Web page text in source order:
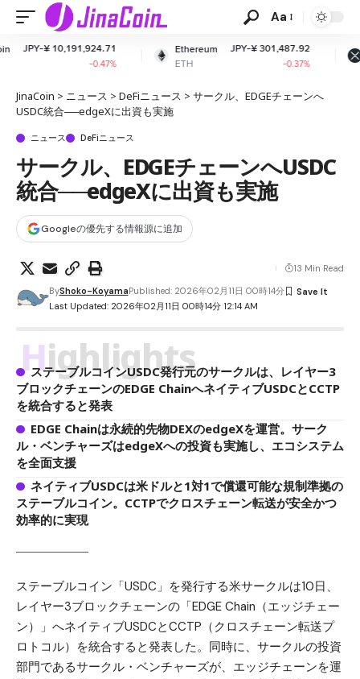
Aa
Ethereum
ETH
JPY-¥ 301,487.92
XRP
XRP
JPY-¥
-
JinaCoin > ニュース > DeFiニュース > サークル、EDGEチェーンへ
USDC統合──edgeXに出資も実施
ニュース DeFiニュース
サークル、EDGEチェーンへUSDC
統合──edgeXに出資も実施
Googleの優先する情報源に追加
Last Updated: 2026年02月11日 00時14分 12:14 AM
ByShoko-KoyamaPublished: 2026年02月11日 00時14分
13 Min Read
Highlights
ステーブルコインUSDC発行元のサークルは、レイヤー3
ブロックチェーンのEDGE ChainへネイティブUSDCとCCTP
を統合すると発表
EDGE Chainは永続的先物DEXのedgeXを運営。サーク
ル・ベンチャーズはedgeXへの投資も実施し、エコシステム
を全面支援
ネイティブUSDCは米ドルと1対1で償還可能な規制準拠の
ステーブルコイン。CCTPでクロスチェーン転送が安全かつ
効率的に実現
ステーブルコイン「USDC」を発行する米サークルは10日、
レイヤー3ブロックチェーンの「EDGE Chain（エッジチェー
ン）」へネイティブUSDCとCCTP（クロスチェーン転送プ
ロトコル）を統合すると発表した。同時に、サークルの投資
部門であるサークル・ベンチャーズが、エッジチェーンを運